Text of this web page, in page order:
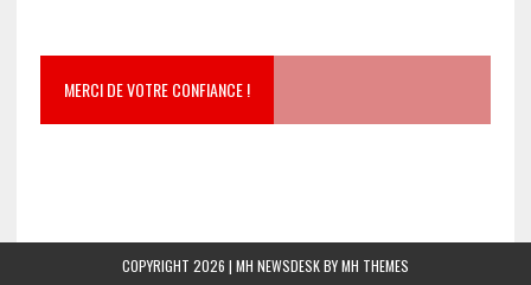
MERCI DE VOTRE CONFIANCE !
COPYRIGHT 2026 | MH NEWSDESK BYMH THEMES